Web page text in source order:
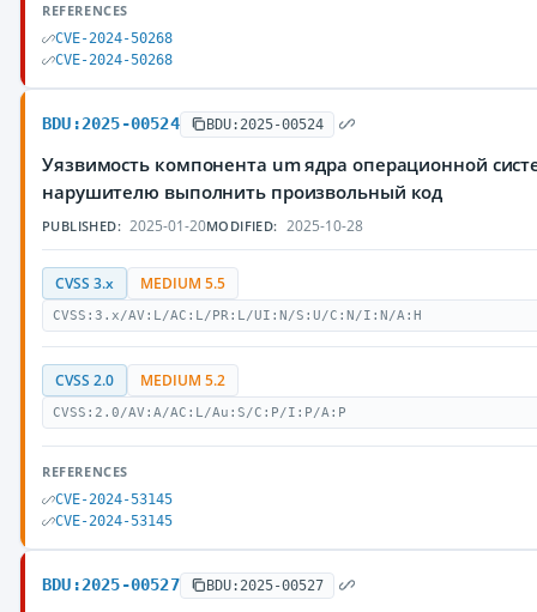
REFERENCES
CVE-2024-50268
CVE-2024-50268
BDU:2025-00524 BDU:2025-00524
Уязвимость компонента um ядра операционной
нарушителю выполнить произвольный код
PUBLISHED: 2025-01-20MODIFIED: 2025-10-28
CVSS 3.x MEDIUM 5.5
CVSS:3.x/AV:L/AC:L/PR:L/UI:N/S:U/C:N/I:N/A:H
CVSS 2.0 MEDIUM 5.2
CVSS:2.0/AV:A/AC:L/Au:S/C:P/I:P/A:P
REFERENCES
CVE-2024-53145
CVE-2024-53145
BDU:2025-00527 BDU:2025-00527